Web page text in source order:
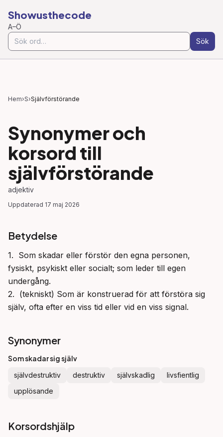
Showusthecode
A–Ö
Sök
Hem›S›Självförstörande
Synonymer och
korsord till
självförstörande
adjektiv
Uppdaterad 17 maj 2026
Betydelse
1.  Som skadar eller förstör den egna personen,
fysiskt, psykiskt eller socialt; som leder till egen
undergång.
2.  (tekniskt) Som är konstruerad för att förstöra sig
själv, ofta efter en viss tid eller vid en viss signal.
Synonymer
Som skadar sig själv
självdestruktiv destruktiv självskadlig
livsfientlig
upplösande
Korsordshjälp